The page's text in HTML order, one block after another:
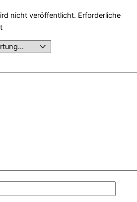
nicht veröffentlicht. Erforderliche